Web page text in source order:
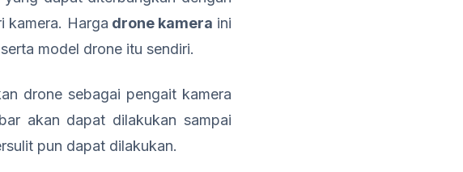
kamera. Harga drone kamera ini
model drone itu sendiri.
drone sebagai pengait kamera
akan dapat dilakukan sampai
pun dapat dilakukan.